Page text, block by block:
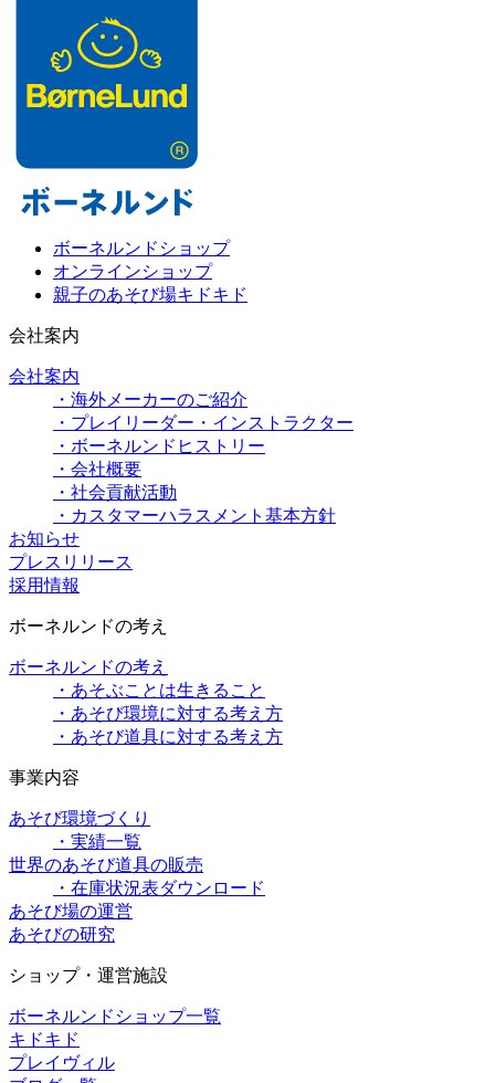
ボーネルンドショップ
オンラインショップ
親子のあそび場キドキド
会社案内
会社案内
・海外メーカーのご紹介
・プレイリーダー・インストラクター
・ボーネルンドヒストリー
・会社概要
・社会貢献活動
・カスタマーハラスメント基本方針
お知らせ
プレスリリース
採用情報
ボーネルンドの考え
ボーネルンドの考え
・あそぶことは生きること
・あそび環境に対する考え方
・あそび道具に対する考え方
事業内容
あそび環境づくり
・実績一覧
世界のあそび道具の販売
・在庫状況表ダウンロード
あそび場の運営
あそびの研究
ショップ・運営施設
ボーネルンドショップ一覧
キドキド
プレイヴィル